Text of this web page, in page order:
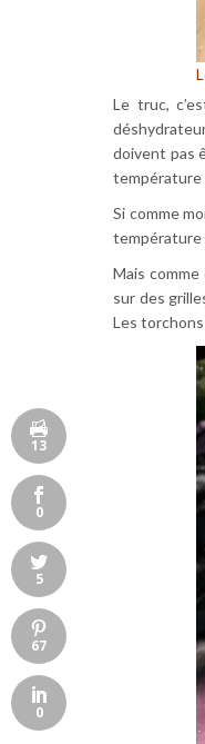
Le truc,
doivent pas
température
Si comme
température
Mais
sur des
Les
13
0
5
67
0